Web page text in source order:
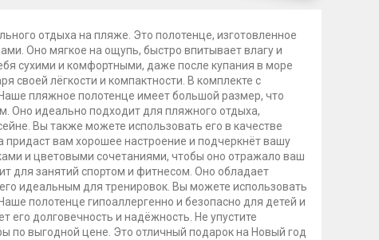
отдыха на пляже. Это полотенце, изготовленное
Оно мягкое на ощупь, быстро впитывает влагу и
сухими и комфортными, даже после купания в море
своей лёгкости и компактности. В комплекте с
пляжное полотенце имеет большой размер, что
Оно идеально подходит для пляжного отдыха,
Вы также можете использовать его в качестве
вам хорошее настроение и подчеркнёт вашу
и цветовыми сочетаниями, чтобы оно отражало ваш
для занятий спортом и фитнесом. Оно обладает
идеальным для тренировок. Вы можете использовать
полотенце гипоаллергенно и безопасно для детей и
его долговечность и надёжность. Не упустите
по выгодной цене. Это отличный подарок на Новый год